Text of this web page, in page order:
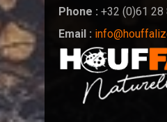
Phone : +32 (0)61 28
Email :